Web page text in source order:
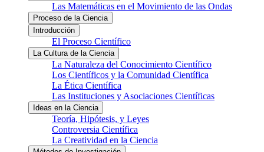
Las Matemáticas en el Movimiento de las Ondas
Proceso de la Ciencia
Introducción
El Proceso Científico
La Cultura de la Ciencia
La Naturaleza del Conocimiento Científico
Los Científicos y la Comunidad Científica
La Ética Científica
Las Instituciones y Asociaciones Científicas
Ideas en la Ciencia
Teoría, Hipótesis, y Leyes
Controversia Científica
La Creatividad en la Ciencia